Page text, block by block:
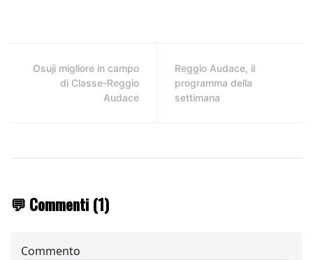
Osuji migliore in campo
di Classe-Reggio
Audace
Reggio Audace, il
programma della
settimana
💬 Commenti (1)